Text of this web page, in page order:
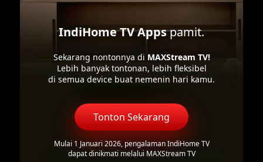
IndiHome TV Appspamit.
Sekarang nontonnya di MAXStream TV!
Lebih banyak tontonan, lebih fleksibel
di semua device buat nemenin hari kamu.
Tonton Sekarang
Mulai 1 Januari 2026, pengalaman IndiHome TV
dapat dinikmati melalui MAXStream TV